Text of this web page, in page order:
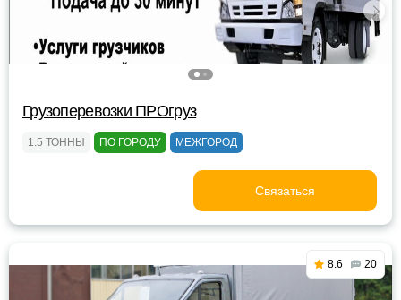
Грузоперевозки ПРОгруз
1.5 ТОННЫ ПО ГОРОДУ МЕЖГОРОД
Связаться
8.6 20